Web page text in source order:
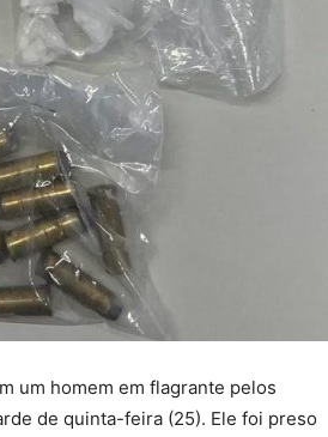
um homem em flagrante pelos
de quinta-feira (25). Ele foi preso